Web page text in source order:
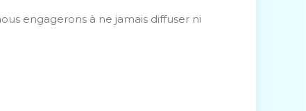
engagerons à ne jamais diffuser ni